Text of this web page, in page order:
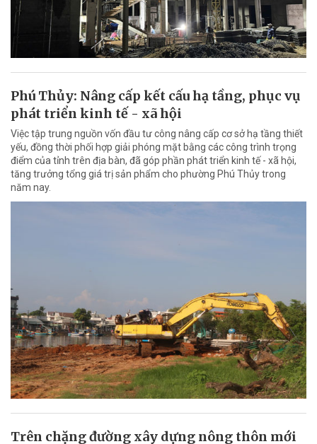
Phú Thủy: Nâng cấp kết cấu hạ tầng, phục vụ
phát triển kinh tế - xã hội
Việc tập trung nguồn vốn đầu tư công nâng cấp cơ sở hạ tầng thiết
yếu, đồng thời phối hợp giải phóng mặt bằng các công trình trọng
điểm của tỉnh trên địa bàn, đã góp phần phát triển kinh tế - xã hội,
tăng trưởng tổng giá trị sản phẩm cho phường Phú Thủy trong
năm nay.
Trên chặng đường xây dựng nông thôn mới